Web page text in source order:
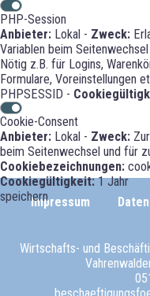
PHP-Session
Anbieter: Lokal - Zweck:
Variablen beim
Nötig z.B. für Logins,
Formulare, Voreinstellungen
PHPSESSID -
Cookie-Consent
Anbieter: Lokal - Zweck:
beim Seitenwechsel und für
Cookiebezeichnungen:
Cookiegültigkeit:1 Jahr
speichernImpressum
Wirtschafts- und